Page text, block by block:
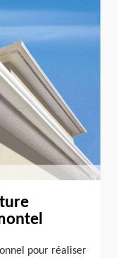
pour réaliser